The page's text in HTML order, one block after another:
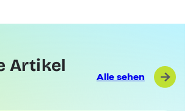
Artikel
Alle sehen